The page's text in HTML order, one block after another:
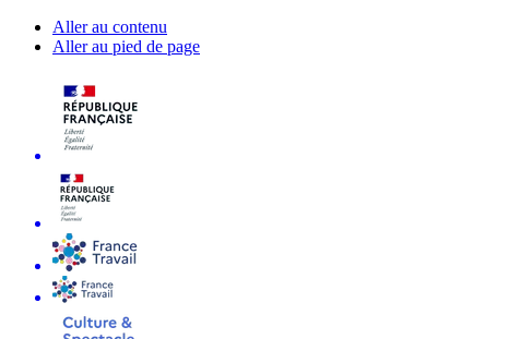
Aller au contenu
Aller au pied de page